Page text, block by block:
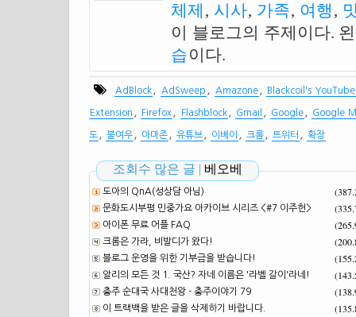
체제 , 시사, 가족, 여행 ,
이 블로그의 주제이다.
습이다.
AdBlock AdSweep Amazone Blackcoil's
Extension Firefox Flashblock Gmail Google Google
도 불여우 아마존 유튜브 이베이 크롬 트위터 확장
조회수 많은 글 | 베오베
도아의 QnA(성상담 아님)
문화도시부평 민중가요 아카이브 시리즈 <#7 이주헌>
아이폰 무료 어플 FAQ
크롬은 가라, 비발디가 왔다!
블로그 운영을 위한 기부금을 받습니다!
알리의 모든 것 1. 국산? 자네 이름은 '라벨 갈이'라네!
충주 순대국 사대천왕 - 충주이야기 79
이 트랙백을 받은 글을 삭제하기 바랍니다.